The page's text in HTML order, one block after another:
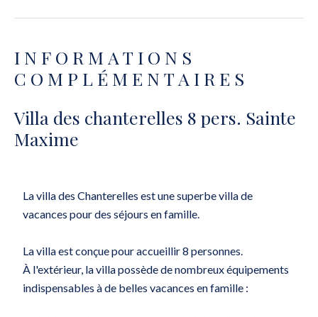
INFORMATIONS
COMPLÉMENTAIRES
Villa des chanterelles 8 pers. Sainte
Maxime
La villa des Chanterelles est une superbe villa de
vacances pour des séjours en famille.
La villa est conçue pour accueillir 8 personnes.
À l'extérieur, la villa possède de nombreux équipements
indispensables à de belles vacances en famille :